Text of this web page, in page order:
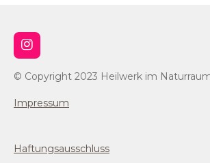
I
n
s
a
g
m
© Copyright 2023 Heilwerk im
Impressum
Haftungsausschluss